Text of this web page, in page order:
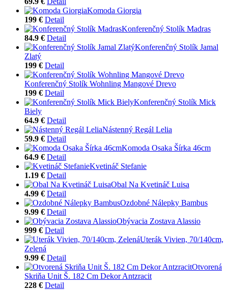
Komoda Giorgia
199 € Detail
Konferenčný Stolík Madras
84.9 € Detail
Konferenčný Stolík Jamal
Zlatý
199 € Detail
Konferenčný Stolík Wohnling Mangové Drevo
199 € Detail
Konferenčný Stolík Mick
Biely
64.9 € Detail
Nástenný Regál Lelia
59.9 € Detail
Komoda Osaka Šírka 46cm
64.9 € Detail
Kvetináč Stefanie
1.19 € Detail
Obal Na Kvetináč Luisa
4.99 € Detail
Ozdobné Nálepky Bambus
9.99 € Detail
Obývacia Zostava Alassio
999 € Detail
Uterák Vivien, 70/140cm,
Zelená
9.99 € Detail
Otvorená
Skriňa Unit Š. 182 Cm Dekor Antzracit
228 € Detail